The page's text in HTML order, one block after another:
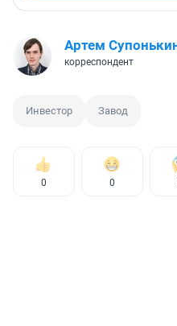
Артем
корреспондент
Инвестор Завод
0 0